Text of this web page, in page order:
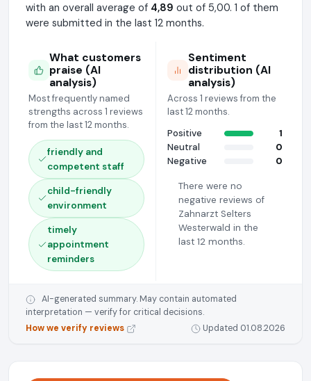
with an overall average of 4,89 out of 5,00. 1 of them
were submitted in the last 12 months.
What customers
praise (AI
analysis)
Most frequently named
strengths across 1 reviews
from the last 12 months.
friendly and
competent staff
child-friendly
environment
timely
appointment
reminders
Sentiment
distribution (AI
analysis)
Across 1 reviews from the
last 12 months.
Positive
1
Neutral
0
Negative
0
There were no
negative reviews of
Zahnarzt Selters
Westerwald in the
last 12 months.
AI-generated summary. May contain automated
interpretation — verify for critical decisions.
How we verify reviews
Updated 01.08.2026